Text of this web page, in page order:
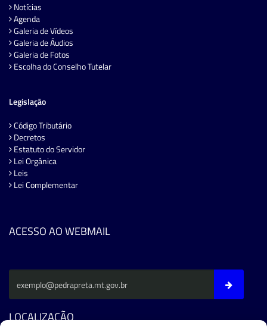
Notícias
Agenda
Galeria de Vídeos
Galeria de Áudios
Galeria de Fotos
Escolha do Conselho Tutelar
Legislação
Código Tributário
Decretos
Estatuto do Servidor
Lei Orgânica
Leis
Lei Complementar
ACESSO AO WEBMAIL
LOCALIZAÇÃO